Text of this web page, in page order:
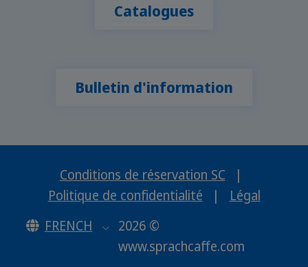
Catalogues
Bulletin d'information
Conditions de réservation SC
|
Politique de confidentialité
|
Légal
FRENCH
2026 ©
www.sprachcaffe.com